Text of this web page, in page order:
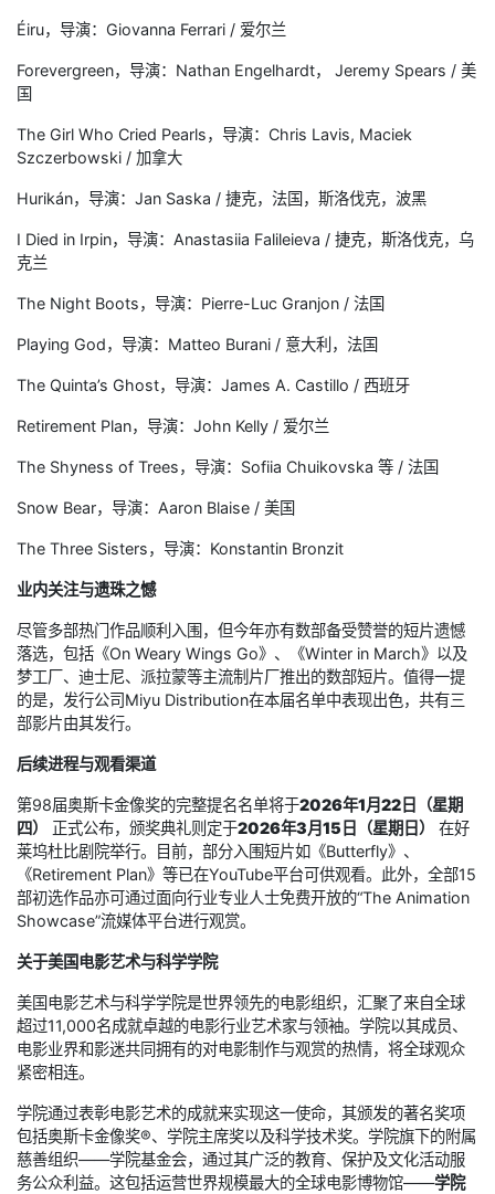
Éiru，导演：Giovanna Ferrari / 爱尔兰
Forevergreen，导演：Nathan Engelhardt， Jeremy Spears / 美
国
The Girl Who Cried Pearls，导演：Chris Lavis, Maciek
Szczerbowski / 加拿大
Hurikán，导演：Jan Saska / 捷克，法国，斯洛伐克，波黑
I Died in Irpin，导演：Anastasiia Falileieva / 捷克，斯洛伐克，乌
克兰
The Night Boots，导演：Pierre-Luc Granjon / 法国
Playing God，导演：Matteo Burani / 意大利，法国
The Quinta’s Ghost，导演：James A. Castillo / 西班牙
Retirement Plan，导演：John Kelly / 爱尔兰
The Shyness of Trees，导演：Sofiia Chuikovska 等 / 法国
Snow Bear，导演：Aaron Blaise / 美国
The Three Sisters，导演：Konstantin Bronzit
业内关注与遗珠之憾
尽管多部热门作品顺利入围，但今年亦有数部备受赞誉的短片遗憾
落选，包括《On Weary Wings Go》、《Winter in March》以及
梦工厂、迪士尼、派拉蒙等主流制片厂推出的数部短片。值得一提
的是，发行公司Miyu Distribution在本届名单中表现出色，共有三
部影片由其发行。
后续进程与观看渠道
第98届奥斯卡金像奖的完整提名名单将于2026年1月22日（星期
四）
正式公布，颁奖典礼则定于2026年3月15日（星期日）
在好
莱坞杜比剧院举行。目前，部分入围短片如《Butterfly》、
《Retirement Plan》等已在YouTube平台可供观看。此外，全部15
部初选作品亦可通过面向行业专业人士免费开放的“The Animation
Showcase”流媒体平台进行观赏。
关于美国电影艺术与科学学院
美国电影艺术与科学学院是世界领先的电影组织，汇聚了来自全球
超过11,000名成就卓越的电影行业艺术家与领袖。学院以其成员、
电影业界和影迷共同拥有的对电影制作与观赏的热情，将全球观众
紧密相连。
学院通过表彰电影艺术的成就来实现这一使命，其颁发的著名奖项
包括奥斯卡金像奖®、学院主席奖以及科学技术奖。学院旗下的附属
慈善组织——学院基金会，通过其广泛的教育、保护及文化活动服
务公众利益。这包括运营世界规模最大的全球电影博物馆——学院